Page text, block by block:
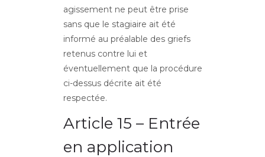
agissement ne peut être prise
sans que le stagiaire ait été
informé au préalable des griefs
retenus contre lui et
éventuellement que la procédure
ci-dessus décrite ait été
respectée.
Article 15 – Entrée
en application